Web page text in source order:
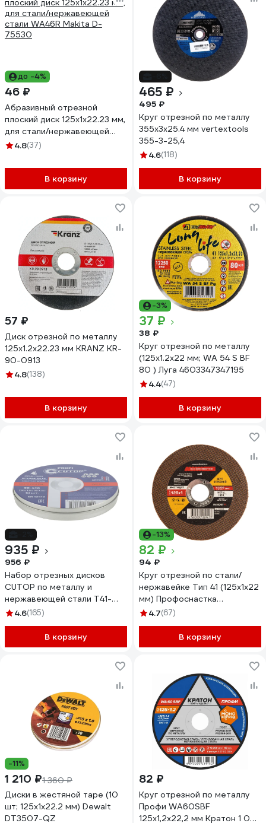
до -4%
46 ₽
Абразивный отрезной
плоский диск 125x1х22.23 мм,
для стали/нержавеющей
стали WA46R Makita D-
4.8(37)
В корзину
465 ₽
495 ₽
Круг отрезной по металлу
355x3х25.4 мм vertextools
355-3-25,4
4.6(118)
В корзину
57 ₽
Диск отрезной по металлу
125x1.2x22.23 мм KRANZ KR-
90-0913
4.8(138)
В корзину
-3%
37 ₽
38 ₽
Круг отрезной по металлу
(125x1.2х22 мм; WA 54 S BF
80 ) Луга 4603347347195
4.4(47)
В корзину
935 ₽
956 ₽
Набор отрезных дисков
CUTOP по металлу и
нержавеющей стали Т41-
125x1.0x22.2 мм 10 шт. 50-
4.6(165)
В корзину
-13%
82 ₽
94 ₽
Круг отрезной по стали/
нержавейке Тип 41 (125х1х22
мм) Профоснастка
10200004
4.7(67)
В корзину
-11%
1 210 ₽1 360 ₽
Диски в жестяной таре (10
шт; 125x1х22.2 мм) Dewalt
DT3507-QZ
82 ₽
Круг отрезной по металлу
Профи WA60SBF
125х1,2х22,2 мм Кратон 1 07